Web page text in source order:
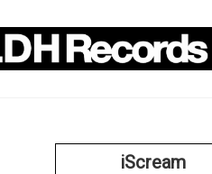
iScream